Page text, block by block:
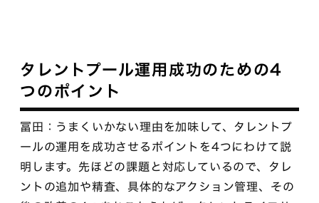
タレントプール運用成功のための4
つのポイント
冨田：うまくいかない理由を加味して、タレントプ
ールの運用を成功させるポイントを4つにわけて説
明します。先ほどの課題と対応しているので、タレ
ントの追加や精査、具体的なアクション管理、その